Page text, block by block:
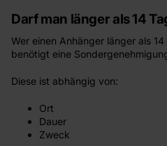
Darf man länger als 14
Wer einen Anhänger länger als
benötigt eine
Diese ist abhängig von:
Ort
Dauer
Zweck